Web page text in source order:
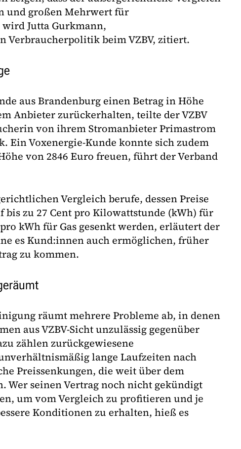
und großen Mehrwert für
Jutta Gurkmann,
Verbraucherpolitik beim VZBV, zitiert.
aus Brandenburg einen Betrag in Höhe
Anbieter zurückerhalten, teilte der VZBV
von ihrem Stromanbieter Primastrom
Ein Voxenergie-Kunde konnte sich zudem
von 2846 Euro freuen, führt der Verband
Vergleich berufe, dessen Preise
zu 27 Cent pro Kilowattstunde (kWh) für
kWh für Gas gesenkt werden, erläutert der
es Kund:innen auch ermöglichen, früher
zu kommen.
räumt mehrere Probleme ab, in denen
aus VZBV-Sicht unzulässig gegenüber
zählen zurückgewiesene
lange Laufzeiten nach
Preissenkungen, die weit über dem
Wer seinen Vertrag noch nicht gekündigt
um vom Vergleich zu profitieren und je
Konditionen zu erhalten, hieß es